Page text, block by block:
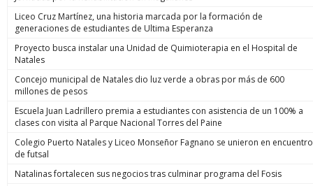
Liceo Cruz Martínez, una historia marcada por la formación de
generaciones de estudiantes de Ultima Esperanza
Proyecto busca instalar una Unidad de Quimioterapia en el Hospital de
Natales
Concejo municipal de Natales dio luz verde a obras por más de 600
millones de pesos
Escuela Juan Ladrillero premia a estudiantes con asistencia de un 100% a
clases con visita al Parque Nacional Torres del Paine
Colegio Puerto Natales y Liceo Monseñor Fagnano se unieron en encuentro
de futsal
Natalinas fortalecen sus negocios tras culminar programa del Fosis